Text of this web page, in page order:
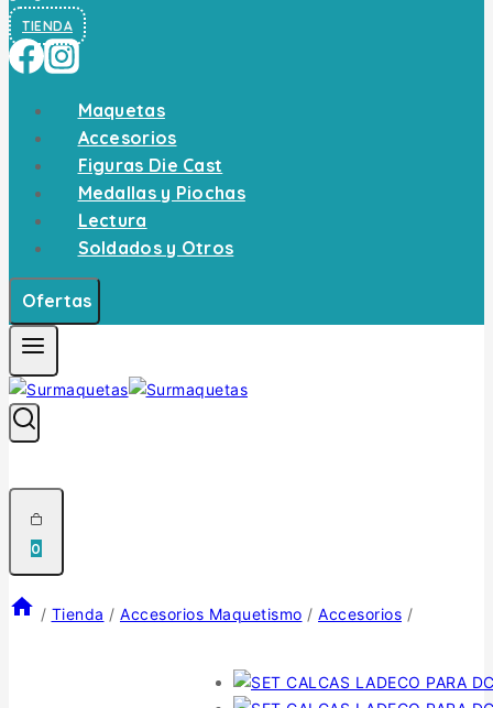
TIENDA
Maquetas
Accesorios
Figuras Die Cast
Medallas y Piochas
Lectura
Soldados y Otros
Ofertas
0
/ Tienda / Accesorios Maquetismo / Accesorios /